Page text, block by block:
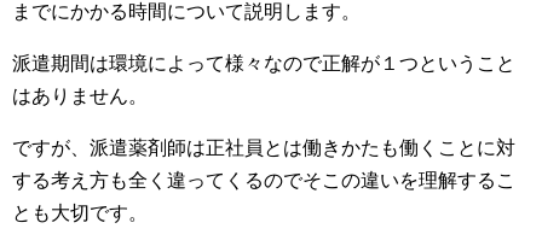
までにかかる時間について説明します。
派遣期間は環境によって様々なので正解が１つということ
はありません。
ですが、派遣薬剤師は正社員とは働きかたも働くことに対
する考え方も全く違ってくるのでそこの違いを理解するこ
とも大切です。